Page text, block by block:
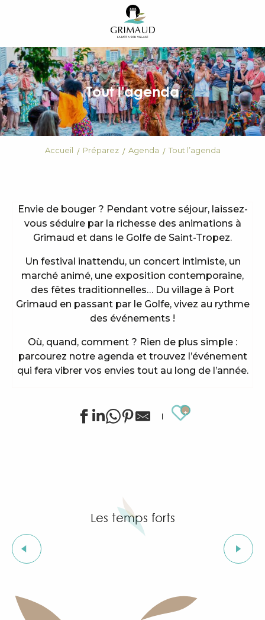
principal
Tout l'agenda
Accueil Préparez Agenda Tout l’agenda
Envie de bouger ? Pendant votre séjour, laissez-
vous séduire par la richesse des animations à
Grimaud et dans le Golfe de Saint-Tropez.
Un festival inattendu, un concert intimiste, un
marché animé, une exposition contemporaine,
des fêtes traditionnelles… Du village à Port
Grimaud en passant par le Golfe, vivez au rythme
des événements !
Où, quand, comment ? Rien de plus simple :
parcourez notre agenda et trouvez l’événement
qui fera vibrer vos envies tout au long de l’année.
Ajouter
Exposition d'art tribal Gond "Jungle indienne" par
Visite guidée du village de Grimaud (guide privée)
Exposition "Le château de Grimaud"
L'heure du conte
Courses d'orientation dans le village de Grimaud
Marché bio et éthique
Les temps forts